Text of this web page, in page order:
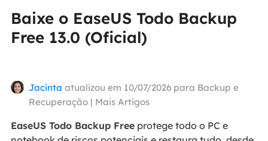
Baixe o EaseUS Todo Backup
Free 13.0 (Oficial)
Jacinta atualizou em 10/07/2026 para Backup e
Recuperação | Mais Artigos
EaseUS Todo Backup Freeprotege todo o PC e